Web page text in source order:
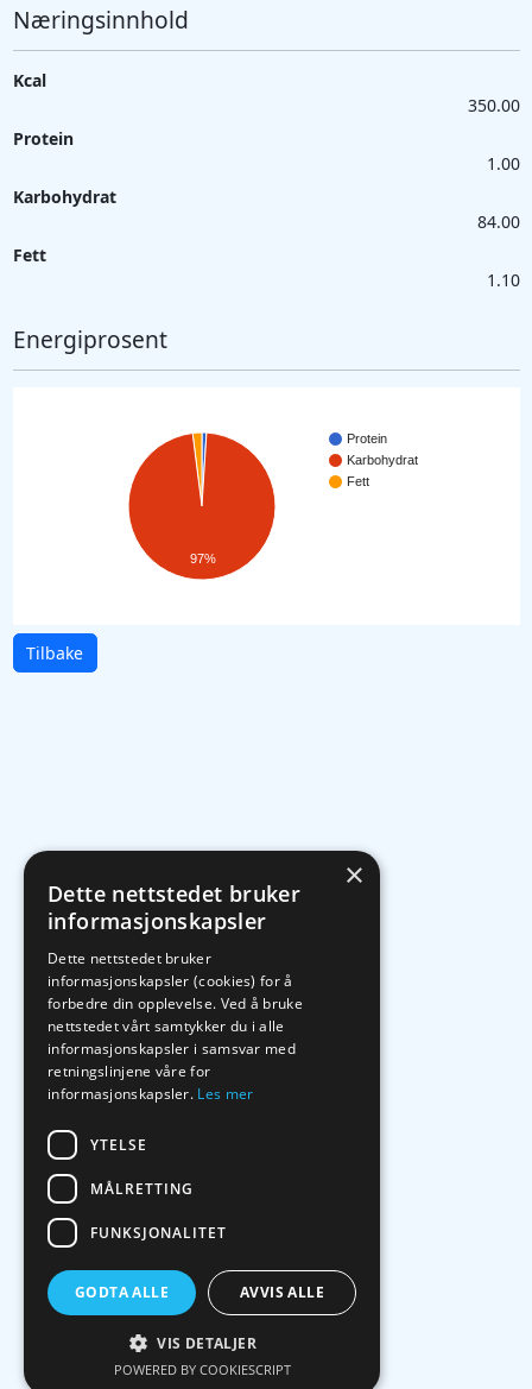
Næringsinnhold
Kcal
350.00
Protein
1.00
Karbohydrat
84.00
Fett
1.10
Energiprosent
Protein
Karbohydrat
Fett
97%
Tilbake
×
Dette nettstedet bruker
informasjonskapsler
Dette nettstedet bruker
informasjonskapsler (cookies) for å
forbedre din opplevelse. Ved å bruke
nettstedet vårt samtykker du i alle
informasjonskapsler i samsvar med
retningslinjene våre for
informasjonskapsler. Les mer
YTELSE
MÅLRETTING
FUNKSJONALITET
GODTA ALLE AVVIS ALLE
VIS DETALJER
POWERED BY COOKIESCRIPT